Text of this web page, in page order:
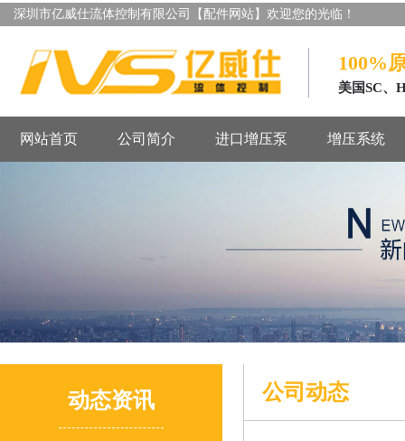
深圳市亿威仕流体控制有限公司【配件网站】欢迎您的光临！
100%
美国SC、
网站首页 公司简介 进口增压泵 增压系统
动态资讯 公司动态